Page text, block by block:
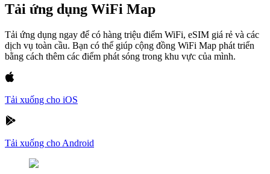
Tải ứng dụng WiFi Map
Tải ứng dụng ngay để có hàng triệu điểm WiFi, eSIM giá rẻ và các
dịch vụ toàn cầu. Bạn có thể giúp cộng đồng WiFi Map phát triển
bằng cách thêm các điểm phát sóng trong khu vực của mình.
Tải xuống cho iOS
Tải xuống cho Android